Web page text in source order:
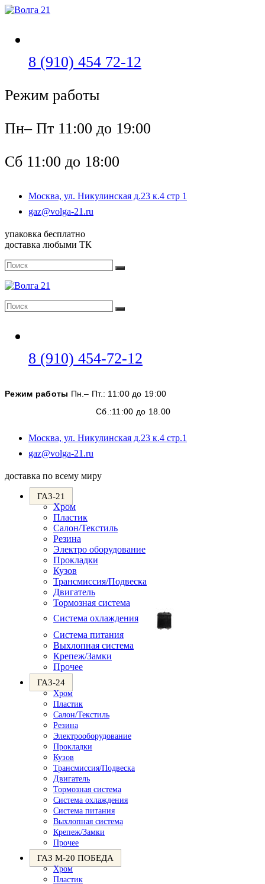
Перейти
8 (910) 454 72-12
Режим работы
Пн– Пт 11:00 до 19:00
Сб 11:00 до 18:00
Москва, ул. Никулинская д.23 к.4 стр 1
gaz@volga-21.ru
упаковка бесплатно
доставка любыми ТК
Поиск
Поиск
Поиск
Поиск
8 (910) 454-72-12
вашем
приложении
Режим работы Пн.– Пт.: 11:00 до 19:00
Сб.:11:00 до 18.00
Москва, ул. Никулинская д.23 к.4 стр.1
gaz@volga-21.ru
вашем
доставка по всему миру
ГАЗ-21
Хром
Пластик
Салон/Текстиль
Резина
Электро оборудование
Прокладки
Кузов
Трансмиссия/Подвеска
Двигатель
Тормозная система
Система охлаждения
Система питания
Выхлопная система
Крепеж/Замки
Прочее
ГАЗ-24
Хром
Пластик
Салон/Текстиль
Резина
Электрооборудование
Прокладки
Кузов
Трансмиссия/Подвеска
Двигатель
Тормозная система
Система охлаждения
Система питания
Выхлопная система
Крепеж/Замки
Прочее
ГАЗ М-20 ПОБЕДА
Хром
Пластик